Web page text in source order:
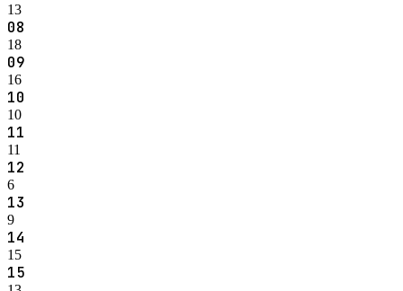
13
08
18
09
16
10
10
11
11
12
6
13
9
14
15
15